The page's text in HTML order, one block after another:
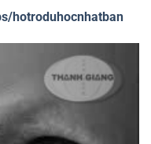
hotroduhocnhatban